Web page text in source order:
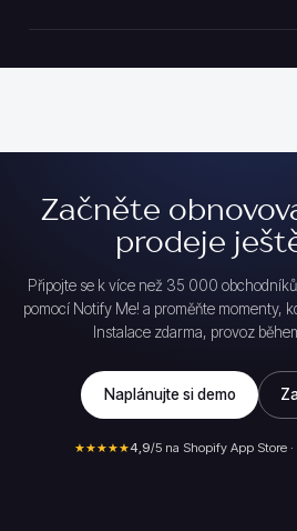
Začněte
prodeje
Připojte se k více než 35 000
pomocí Notify Me! a proměňte momenty,
Instalace zdarma, provoz
Naplánujte si demo
★★★★★4,9/5 na Shopify App Store